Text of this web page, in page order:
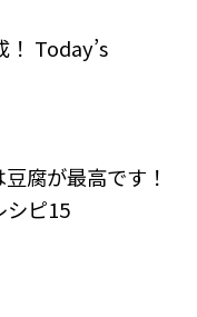
Today’s
豆腐が最高です！
シピ15